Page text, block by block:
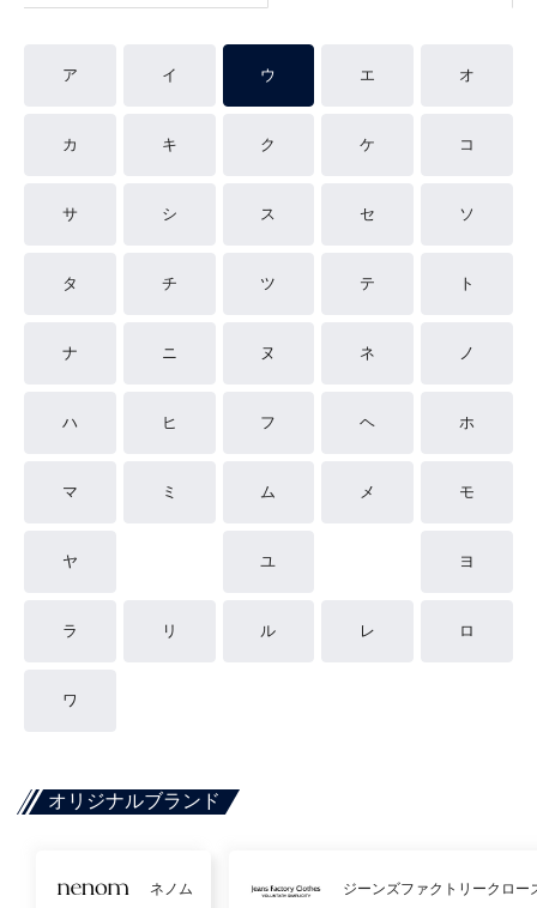
ア イ ウ エ オ
カ キ ク ケ コ
サ シ ス セ ソ
タ チ ツ テ ト
ナ ニ ヌ ネ ノ
ハ ヒ フ ヘ ホ
マ ミ ム メ モ
ヤ ユ ヨ
ラ リ ル レ ロ
ワ
オリジナルブランド
ネノム ジーンズファクトリークロー